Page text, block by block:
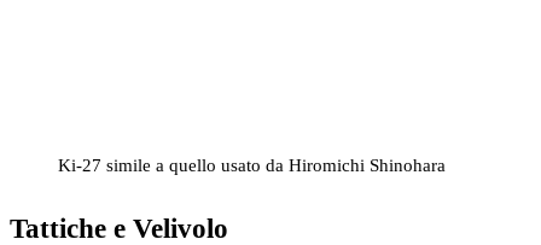
Ki-27 simile a quello usato da Hiromichi Shinohara
Tattiche e Velivolo